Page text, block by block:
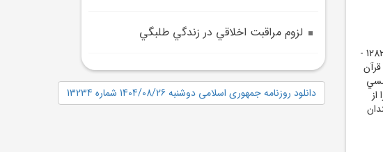
بيست و چهارم آبان ماه به خاطر سالروز درگذشت علامه سيد محمدحسين طباطبايي (1282 -
سال 1321 هجري قمري مصادف با 1282 شمسي
لزوم مراقبت اخلاقي در زندگي طلبگي
دانلود روزنامه جمهوری اسلامی دوشنبه 1404/08/26 شماره 13234